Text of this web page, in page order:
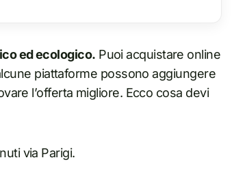
ed ecologico. Puoi acquistare online
piattaforme possono aggiungere
l’offerta migliore. Ecco cosa devi
via Parigi.